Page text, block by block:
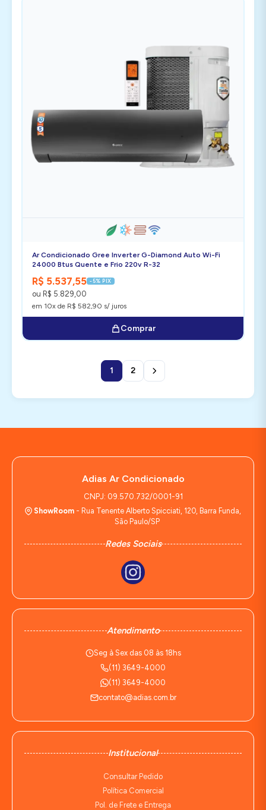
Ar Condicionado Gree Inverter G-Diamond Auto Wi-Fi
24000 Btus Quente e Frio 220v R-32
R$ 5.537,55 -5% PIX
ou R$ 5.829,00
em 10x de R$ 582,90 s/ juros
Comprar
1 2
Adias Ar Condicionado
CNPJ: 09.570.732/0001-91
ShowRoom- Rua Tenente Alberto Spicciati, 120, Barra Funda,
São Paulo/SP
Redes Sociais
Atendimento
Seg à Sex das 08 às 18hs
(11) 3649-4000
(11) 3649-4000
contato@adias.com.br
Institucional
Consultar Pedido
Política Comercial
Pol. de Frete e Entrega